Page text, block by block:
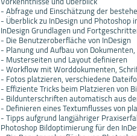
- Abfrage und Einschätzung der
- Überblick zu InDesign und
InDesign Grundlagen und
- Die Benutzeroberfläche von InDesign
- Planung und Aufbau von
- Musterseiten und Layout definieren
- Workflow mit Worddokumenten,
- Fotos platzieren, verschiedene
- Effiziente Tricks beim Platzieren von
- Bildunterschriften automatisch aus
- Definieren eines Textumflusses von
- Tipps aufgrund langjähriger
Photoshop Bildoptimierung für den